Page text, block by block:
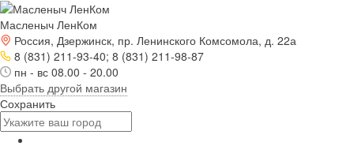
Масленыч ЛенКом
Россия, Дзержинск, пр. Ленинского Комсомола, д. 22а
8 (831) 211-93-40; 8 (831) 211-98-87
пн - вс 08.00 - 20.00
Выбрать другой магазин
Сохранить